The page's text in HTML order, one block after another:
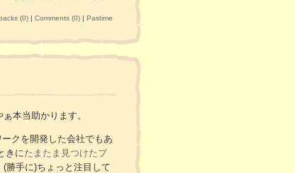
(0) | Comments (0) | Pastime
本当助かります。
クを開発した会社でもあ
きにたまたま見つけたブ
勝手に)ちょっと注目して